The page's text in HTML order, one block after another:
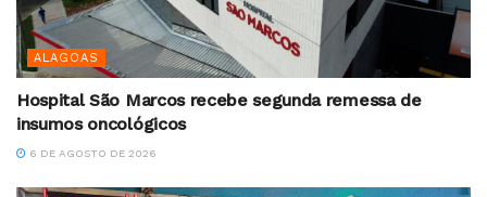
ALAGOAS
Hospital São Marcos recebe segunda remessa de
insumos oncológicos
6 DE AGOSTO DE 2026